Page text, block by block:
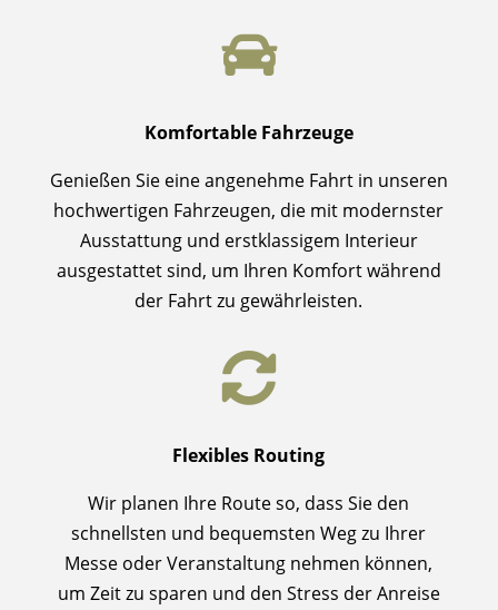

Komfortable Fahrzeuge
Genießen Sie eine angenehme Fahrt in unseren
hochwertigen Fahrzeugen, die mit modernster
Ausstattung und erstklassigem Interieur
ausgestattet sind, um Ihren Komfort während
der Fahrt zu gewährleisten.

Flexibles Routing
Wir planen Ihre Route so, dass Sie den
schnellsten und bequemsten Weg zu Ihrer
Messe oder Veranstaltung nehmen können,
um Zeit zu sparen und den Stress der Anreise